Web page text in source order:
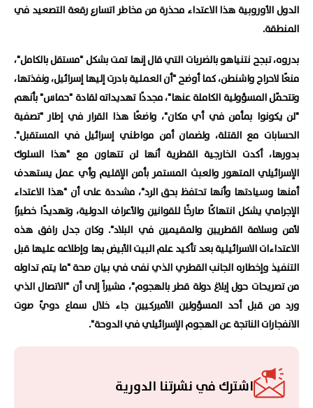
الدول الأوروبية هذا الاعتداء محذرة من مخاطر اتسارع رقعة التصعيد في
المنطقة.
بدروه، تبجح نتنياهو بالضربات التي قال إنها تمت بشكل "مستقل بالكامل"،
منعًا لاحراج واشنطن، كما أوضح "أن العملية بادرت إليها إسرائيل، ونفذتها،
وتتحمّل المسؤولية الكاملة عنها"، مجددًا تهديداته لقادة "حماس" بأنهم
"لن يكونوا بمأمن في أي مكان"، واضعًا هذا القرار في إطار "تصفية
الحسابات مع القتلة، ولضمان أمن مواطني إسرائيل في المستقبل".
بدورها، أكدت الخارجية القطرية أنها لن تتهاون مع "هذا السلوك
الإسرائيلي المتهور والعبث المستمر بأمن الإقليم وأي عمل يستهدف
أمنها وسيادتها وأنها تحتفظ بحق الرد"، مشددة على أن "هذا الاعتداء
الإجرامي يشكل انتهاكًا صارخًا للقوانين والأعراف الدولية، وتهديدًا خطيرًا
لأمن وسلامة القطريين والمقيمين في البلاد". وكان جدل رافق هذه
الاعتداءات الاسرائيلية بعد تأكيد علم البيت الأبيض بها وإطلاعه عليها قبل
التنفيذ وإخطاره الجانب القطري الذي نفى في بيان صحة "ما يتم تداوله
من تصريحات حول إبلاغ دولة قطر بالهجوم"، مشيراً إلى أن "الاتصال الذي
ورد من قبل أحد المسؤولين الأميركيين جاء خلال سماع دويّ صوت
الانفجارات الناتجة عن الهجوم الإسرائيلي في الدوحة".
اشترك في نشرتنا الدورية